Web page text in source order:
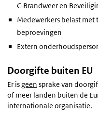
C-Brandweer en
Medewerkers belast
beproevingen
Extern
Doorgifte buiten EU
Er isgeen sprake van
of meer landen buiten de
internationale organisatie.